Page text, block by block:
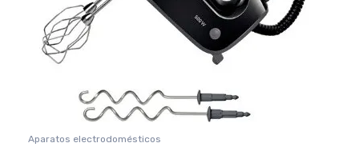
Aparatos electrodomésticos